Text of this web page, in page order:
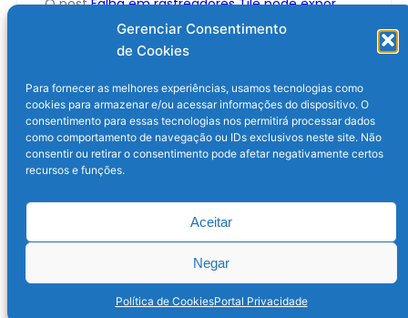
Gerenciar Consentimento
de Cookies
Para fornecer as melhores experiências, usamos tecnologias como
cookies para armazenar e/ou acessar informações do dispositivo. O
consentimento para essas tecnologias nos permitirá processar dados
como comportamento de navegação ou IDs exclusivos neste site. Não
consentir ou retirar o consentimento pode afetar negativamente certos
recursos e funções.
Aceitar
Negar
Política de CookiesPortal Privacidade
localização de milhões de usuáriosapareceu
primeiro em Olhar Digital